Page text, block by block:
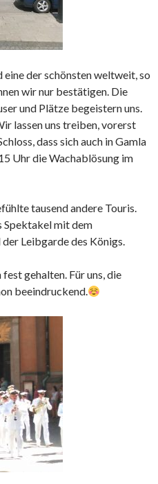
der schönsten weltweit, so
wir nur bestätigen. Die
und Plätze begeistern uns.
lassen uns treiben, vorerst
dass sich auch in Gamla
Uhr die Wachablösung im
tausend andere Touris.
Spektakel mit dem
Leibgarde des Königs.
gehalten. Für uns, die
beeindruckend.